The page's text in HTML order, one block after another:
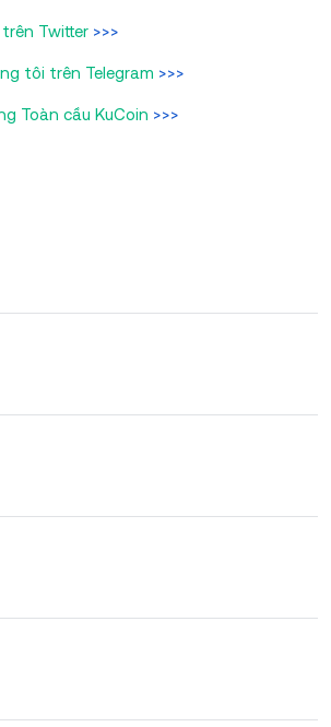
Twitter >>>
tôi trên Telegram >>>
Toàn cầu KuCoin >>>